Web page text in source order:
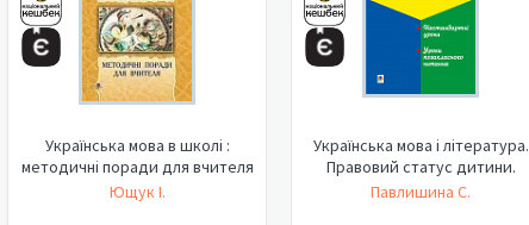
Українська мова в школі :
методичні поради для вчителя
Ющук І.
Українська мова і література.
Правовий статус дитини.
Павлишина С.